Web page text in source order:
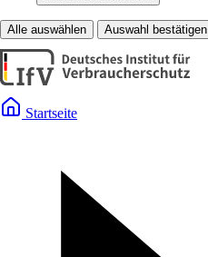
Alle auswählen Auswahl bestätigen
Startseite